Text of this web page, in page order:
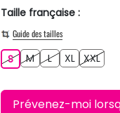
Taille française :
Guide des tailles
SS MM LL XLXLXXLXXL
Prévenez-moi